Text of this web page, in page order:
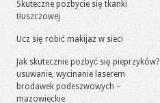
Skuteczne pozbycie się tkanki
tłuszczowej
Ucz się robić makijaż w sieci
Jak skutecznie pozbyć się pieprzyków?
usuwanie, wycinanie laserem
brodawek podeszwowych –
mazowieckie